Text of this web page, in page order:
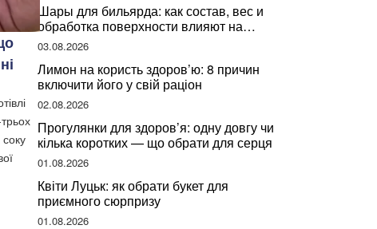
Шары для бильярда: как состав, вес и
обработка поверхности влияют на
динамику игры
03.08.2026
Лимон на користь здоров’ю: 8 причин
включити його у свій раціон
02.08.2026
Прогулянки для здоров’я: одну довгу чи
кілька коротких — що обрати для серця
01.08.2026
Квіти Луцьк: як обрати букет для
приємного сюрпризу
01.08.2026